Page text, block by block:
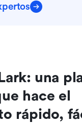
una
hace el
rápido,